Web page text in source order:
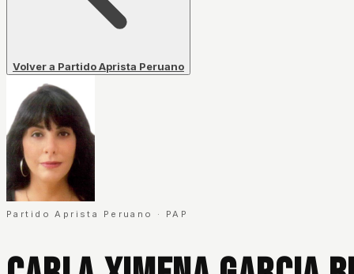
Volver a Partido Aprista Peruano
Partido Aprista Peruano · PAP